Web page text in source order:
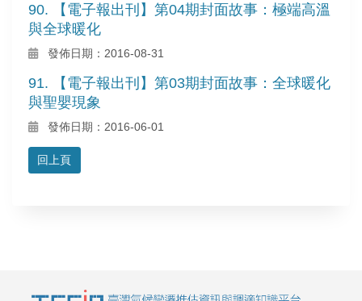
90. 【電子報出刊】第04期封面故事：極端高溫
與全球暖化
發佈日期：2016-08-31
91. 【電子報出刊】第03期封面故事：全球暖化
與聖嬰現象
發佈日期：2016-06-01
回上頁